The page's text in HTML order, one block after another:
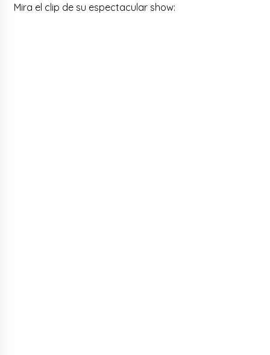
Mira el clip de su espectacular show: